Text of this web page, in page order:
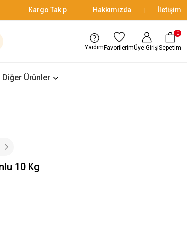
Kargo Takip Hakkımızda İletişim
Yardım FavorilerimÜye GirişiSepetim
0
Diğer Ürünler
10 Kg